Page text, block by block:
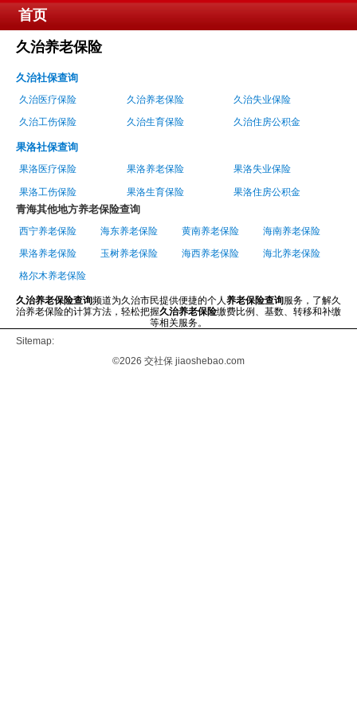
首页
久治养老保险
久治社保查询
久治医疗保险 久治养老保险 久治失业保险
久治工伤保险 久治生育保险 久治住房公积金
果洛社保查询
果洛医疗保险 果洛养老保险 果洛失业保险
果洛工伤保险 果洛生育保险 果洛住房公积金
青海其他地方养老保险查询
西宁养老保险 海东养老保险 黄南养老保险 海南养老保险
果洛养老保险 玉树养老保险 海西养老保险 海北养老保险
格尔木养老保险
久治养老保险查询频道为久治市民提供便捷的个人养老保险查询服务，了解久
治养老保险的计算方法，轻松把握久治养老保险缴费比例、基数、转移和补缴
等相关服务。
Sitemap:
©2026 交社保 jiaoshebao.com